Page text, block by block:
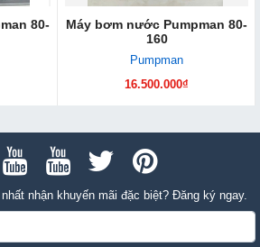
80-
Máy bơm nước Pumpman 80-
160
Pumpman
16.500.000₫
nhận khuyến mãi đặc biệt? Đăng ký ngay.